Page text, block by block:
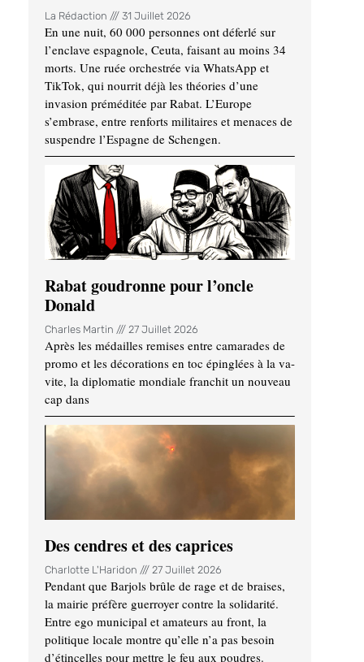
La Rédaction 31 Juillet 2026
En une nuit, 60 000 personnes ont déferlé sur
l’enclave espagnole, Ceuta, faisant au moins 34
morts. Une ruée orchestrée via WhatsApp et
TikTok, qui nourrit déjà les théories d’une
invasion préméditée par Rabat. L’Europe
s’embrase, entre renforts militaires et menaces de
suspendre l’Espagne de Schengen.
Rabat goudronne pour l’oncle
Donald
Charles Martin 27 Juillet 2026
Après les médailles remises entre camarades de
promo et les décorations en toc épinglées à la va-
vite, la diplomatie mondiale franchit un nouveau
cap dans
Des cendres et des caprices
Charlotte L'Haridon 27 Juillet 2026
Pendant que Barjols brûle de rage et de braises,
la mairie préfère guerroyer contre la solidarité.
Entre ego municipal et amateurs au front, la
politique locale montre qu’elle n’a pas besoin
d’étincelles pour mettre le feu aux poudres.